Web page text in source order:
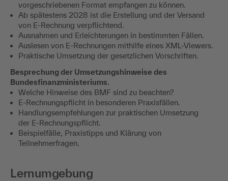
vorgeschriebenen Format empfangen zu können.
Ab spätestens 2028 ist die Erstellung und der Versand
von E-Rechnung verpflichtend.
Ausnahmen und Erleichterungen in bestimmten Fällen.
Auslesen von E-Rechnungen mithilfe eines XML-Viewers.
Praktische Umsetzung der gesetzlichen Vorschriften.
Besprechung der Umsetzungshinweise des
Bundesfinanzministeriums.
Welche Hinweise des BMF sind zu beachten?
E-Rechnungspflicht in besonderen Praxisfällen.
Handlungsempfehlungen zur praktischen Umsetzung
der E-Rechnungspflicht.
Beispielfälle, Praxistipps und Klärung von
Teilnehmerfragen.
Lernumgebung